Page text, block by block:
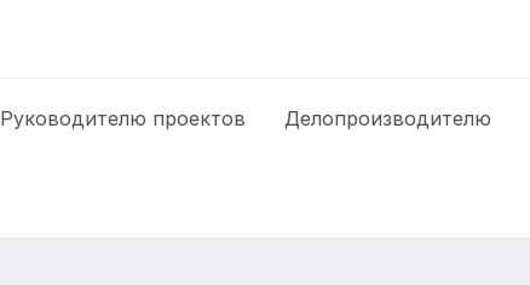
Руководителю проектов Делопроизводителю